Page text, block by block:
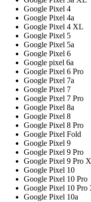
Google Pixel 4
Google Pixel 4a
Google Pixel 4 XL
Google Pixel 5
Google Pixel 5a
Google Pixel 6
Google pixel 6a
Google Pixel 6 Pro
Google Pixel 7a
Google Pixel 7
Google Pixel 7 Pro
Google Pixel 8a
Google Pixel 8
Google Pixel 8 Pro
Google Pixel Fold
Google Pixel 9
Google Pixel 9 Pro
Google Pixel 9 Pro
Google Pixel 10
Google Pixel 10 Pro
Google Pixel 10 Pro
Google Pixel 10a